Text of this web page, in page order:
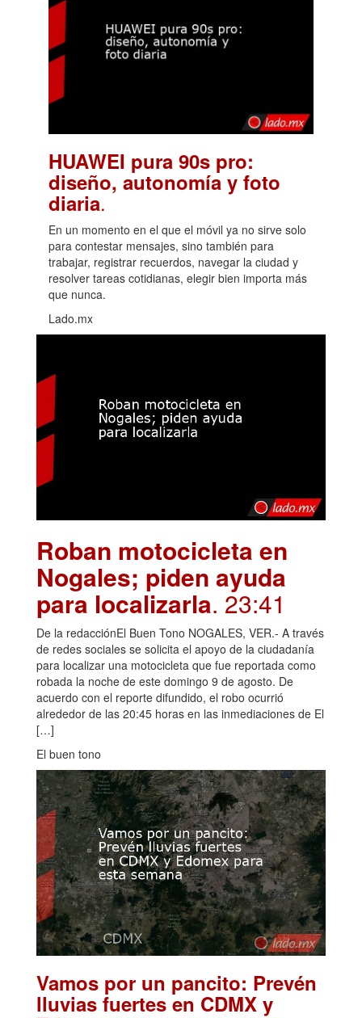
HUAWEI pura 90s pro:
diseño, autonomía y foto
diaria.
En un momento en el que el móvil ya no sirve solo
para contestar mensajes, sino también para
trabajar, registrar recuerdos, navegar la ciudad y
resolver tareas cotidianas, elegir bien importa más
que nunca.
Lado.mx
Roban motocicleta en
Nogales; piden ayuda
para localizarla. 23:41
De la redacciónEl Buen Tono NOGALES, VER.- A través
de redes sociales se solicita el apoyo de la ciudadanía
para localizar una motocicleta que fue reportada como
robada la noche de este domingo 9 de agosto. De
acuerdo con el reporte difundido, el robo ocurrió
alrededor de las 20:45 horas en las inmediaciones de El
[…]
El buen tono
Vamos por un pancito: Prevén
lluvias fuertes en CDMX y